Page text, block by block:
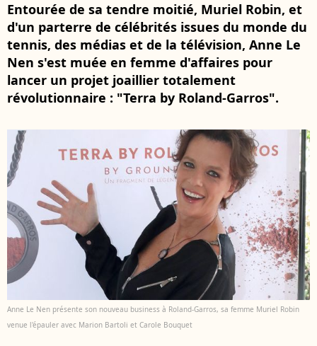
Entourée de sa tendre moitié, Muriel Robin, et
d'un parterre de célébrités issues du monde du
tennis, des médias et de la télévision, Anne Le
Nen s'est muée en femme d'affaires pour
lancer un projet joaillier totalement
révolutionnaire : "Terra by Roland-Garros".
Anne Le Nen présente son nouveau business à Roland-Garros, sa femme Muriel Robin
venue l'épauler avec Marion Bartoli et Carole Bouquet